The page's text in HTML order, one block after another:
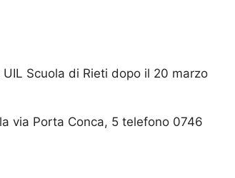
Scuola di Rieti dopo il 20 marzo
via Porta Conca, 5 telefono 0746